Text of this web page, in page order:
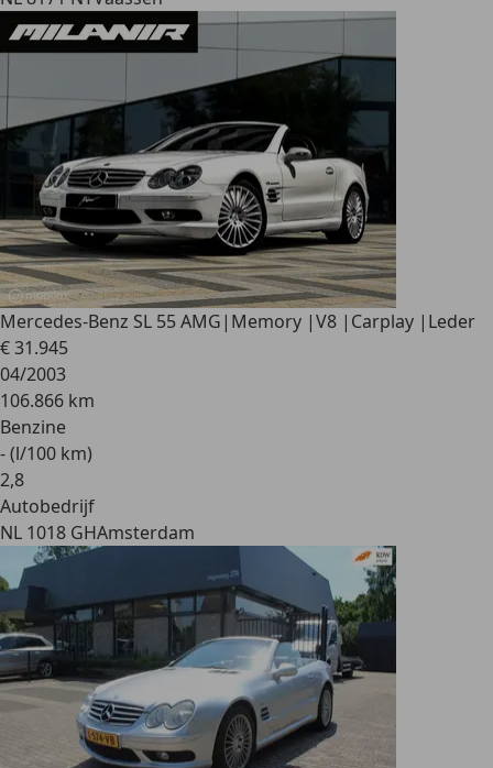
Mercedes-Benz SL 55 AMG|Memory |V8 |Carplay |Leder
€ 31.945
04/2003
106.866 km
Benzine
- (l/100 km)
2,8
Autobedrijf
NL 1018 GHAmsterdam